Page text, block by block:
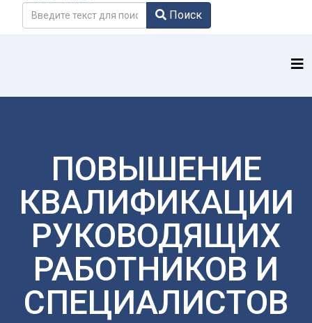
Поиск
Поиск
ПОВЫШЕНИЕ
КВАЛИФИКАЦИИ
РУКОВОДЯЩИХ
РАБОТНИКОВ И
СПЕЦИАЛИСТОВ